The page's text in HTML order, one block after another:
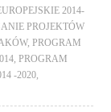
2014-
PROJEKTÓW
,PROGRAM
,PROGRAM
-2020